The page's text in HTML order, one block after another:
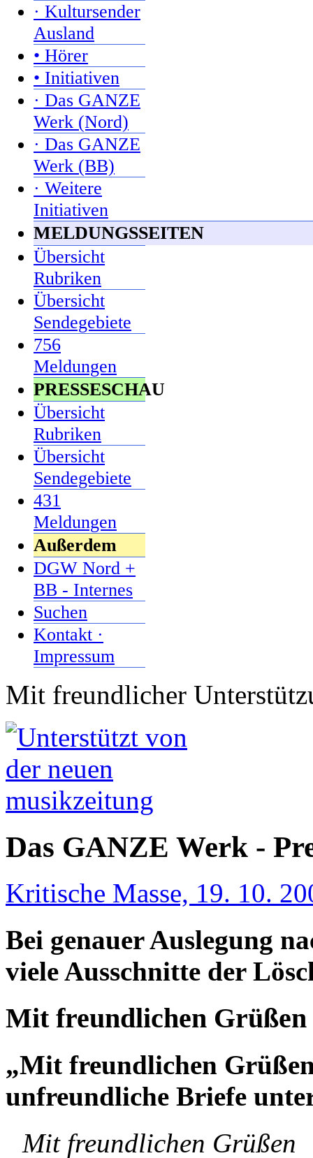
· Kultursender
Ausland
• Hörer
• Initiativen
· Das GANZE
Werk (Nord)
· Das GANZE
Werk (BB)
· Weitere
Initiativen
MELDUNGSSEITEN
Übersicht
Rubriken
Übersicht
Sendegebiete
756
Meldungen
PRESSESCHAU
Übersicht
Rubriken
Übersicht
Sendegebiete
431
Meldungen
Außerdem
DGW Nord +
BB - Internes
Suchen
Kontakt ·
Impressum
Mit freundlicher
Das GANZE Werk -
Kritische Masse, 19. 10.
Bei genauer Auslegung
viele Ausschnitte der
Mit freundlichen Grüßen
„Mit freundlichen
unfreundliche Briefe
Mit freundlichen Grüßen